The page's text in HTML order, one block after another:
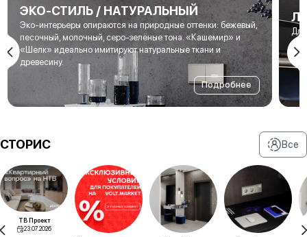
ЭКО-СТИЛЬ / НАТУРАЛЬНЫЙ
Эко-интерьеры опираются на природные оттенки: бежевый,
песочный, молочный, серо-зелёные тона. «Кашемир» и
«Шелк» идеально имитируют натуральные ткани и
древесину.
Подробнее
СТОРИС Все
ТВ Проект
23.07.2026